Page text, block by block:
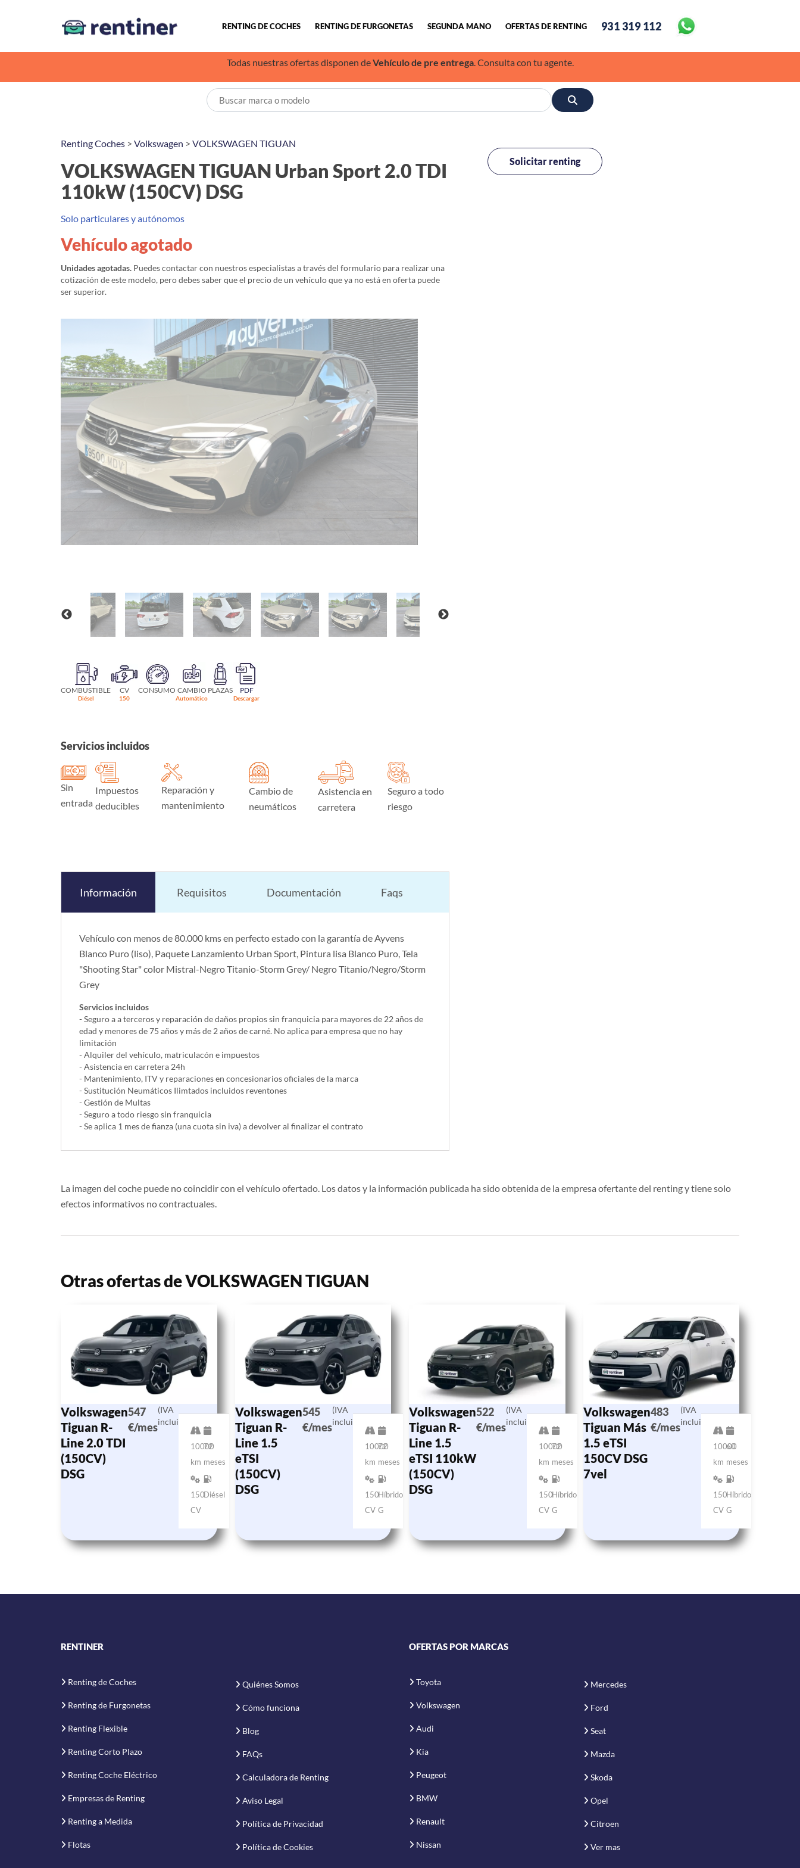
RENTING DE COCHES RENTING DE FURGONETAS SEGUNDA MANO OFERTAS DE RENTING 931 319 112
Todas nuestras ofertas disponen deVehículo de pre entrega. Consulta con tu agente.
Renting Coches > Volkswagen > VOLKSWAGEN TIGUAN
VOLKSWAGEN TIGUAN Urban Sport 2.0 TDI
110kW (150CV) DSG
Solo particulares y autónomos
Vehículo agotado
Unidades agotadas. Puedes contactar con nuestros especialistas a través del formulario para realizar una
cotización de este modelo, pero debes saber que el precio de un vehículo que ya no está en oferta puede
ser superior.
COMBUSTIBLE
Diésel
CV
150
CONSUMO CAMBIO
Automático
PLAZAS PDF
Descargar
Servicios incluidos
Sin
entrada
Impuestos
deducibles
Reparación y
mantenimiento
Cambio de
neumáticos
Asistencia en
carretera
Seguro a todo
riesgo
Información Requisitos Documentación Faqs
Vehículo con menos de 80.000 kms en perfecto estado con la garantía de Ayvens
Blanco Puro (liso), Paquete Lanzamiento Urban Sport, Pintura lisa Blanco Puro, Tela
"Shooting Star" color Mistral-Negro Titanio-Storm Grey/ Negro Titanio/Negro/Storm
Grey
Servicios incluidos
- Seguro a a terceros y reparación de daños propios sin franquicia para mayores de 22 años de
edad y menores de 75 años y más de 2 años de carné. No aplica para empresa que no hay
limitación
- Alquiler del vehí­culo, matriculacón e impuestos
- Asistencia en carretera 24h
- Mantenimiento, ITV y reparaciones en concesionarios oficiales de la marca
- Sustitución Neumáticos Ilimtados incluidos reventones
- Gestión de Multas
- Seguro a todo riesgo sin franquicia
- Se aplica 1 mes de fianza (una cuota sin iva) a devolver al finalizar el contrato
Solicitar renting
La imagen del coche puede no coincidir con el vehículo ofertado. Los datos y la información publicada ha sido obtenida de la empresa ofertante del renting y tiene solo
efectos informativos no contractuales.
Otras ofertas de VOLKSWAGEN TIGUAN
Volkswagen
Tiguan R-
Line 2.0 TDI
(150CV)
DSG
547
€/mes
(IVA
incluido)
10000
km
72
meses
150
CV
Diésel
Volkswagen
Tiguan R-
Line 1.5
eTSI
(150CV)
DSG
545
€/mes
(IVA
incluido)
10000
km
72
meses
150
CV
Híbrido
G
Volkswagen
Tiguan R-
Line 1.5
eTSI 110kW
(150CV)
DSG
522
€/mes
(IVA
incluido)
10000
km
72
meses
150
CV
Híbrido
G
Volkswagen
Tiguan Más
1.5 eTSI
150CV DSG
7vel
483
€/mes
(IVA
incluido)
10000
km
60
meses
150
CV
Híbrido
G
RENTINER
Renting de Coches
Renting de Furgonetas
Renting Flexible
Renting Corto Plazo
Renting Coche Eléctrico
Empresas de Renting
Renting a Medida
Flotas
Quiénes Somos
Cómo funciona
Blog
FAQs
Calculadora de Renting
Aviso Legal
Política de Privacidad
Política de Cookies
OFERTAS POR MARCAS
Toyota
Volkswagen
Audi
Kia
Peugeot
BMW
Renault
Nissan
Mercedes
Ford
Seat
Mazda
Skoda
Opel
Citroen
Ver mas